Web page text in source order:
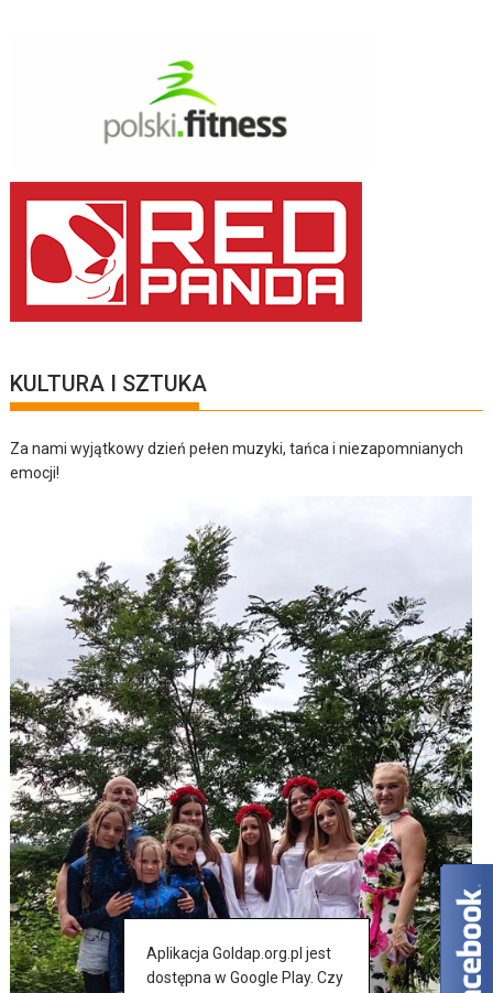
KULTURA I SZTUKA
Za nami wyjątkowy dzień pełen muzyki, tańca i niezapomnianych
emocji!
Aplikacja Goldap.org.pl jest
dostępna w Google Play. Czy